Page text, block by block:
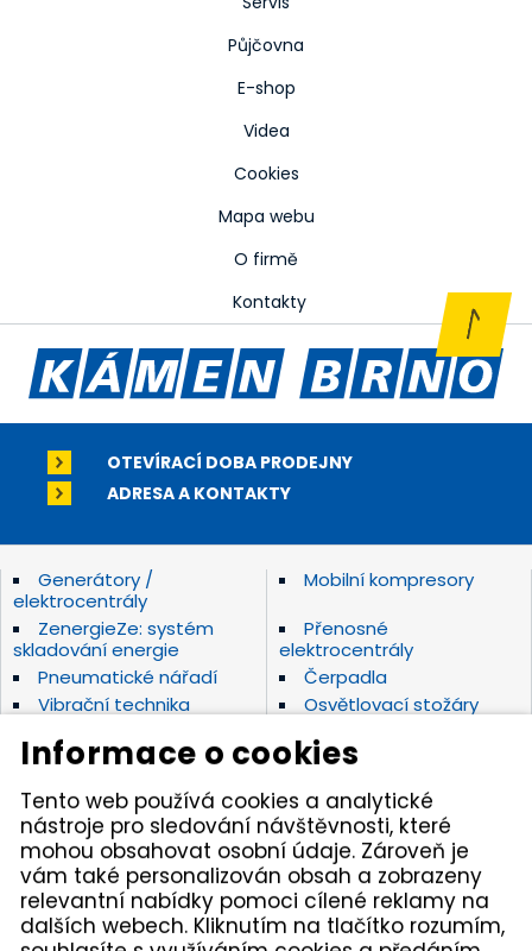
Půjčovna
E-shop
Videa
Cookies
Mapa webu
O firmě
Kontakty
OTEVÍRACÍ DOBA PRODEJNY
ADRESA A KONTAKTY
Generátory /
elektrocentrály
Mobilní kompresory
ZenergieZe: systém
skladování energie
Přenosné
elektrocentrály
Pneumatické nářadí
Čerpadla
Vibrační technika
Osvětlovací stožáry
Hydraulické nářadí
Motorová kladiva
Závěsná hydraulická
kladiva
Zahradní technika
Akumulátorové stroje
Značky
Kámen Brno, spol. s r.o. – spolehlivý partner pro
opravdové řemeslníky. Zajišťujeme autorizovaný servis
Informace o cookies
Tento web používá cookies a analytické
nástroje pro sledování návštěvnosti, které
mohou obsahovat osobní údaje. Zároveň je
vám také personalizován obsah a zobrazeny
relevantní nabídky pomoci cílené reklamy na
dalších webech. Kliknutím na tlačítko rozumím,